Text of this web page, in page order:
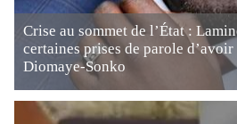
Crise au sommet de l’État :
certaines prises de parole
Diomaye-Sonko